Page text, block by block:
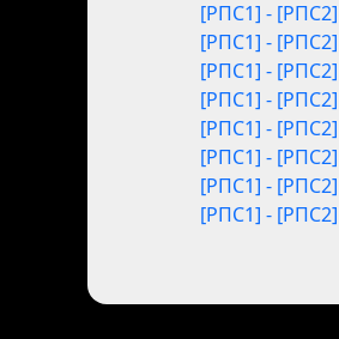
[РПС1] - [РПС2]
[РПС1] - [РПС2]
[РПС1] - [РПС2]
[РПС1] - [РПС2]
[РПС1] - [РПС2]
[РПС1] - [РПС2]
[РПС1] - [РПС2]
[РПС1] - [РПС2]